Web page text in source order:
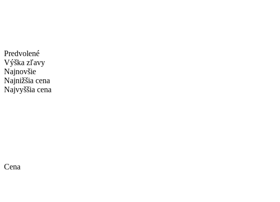
Predvolené
Výška zľavy
Najnovšie
Najnižšia cena
Najvyššia cena
Cena